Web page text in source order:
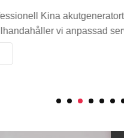
China Kecheng är
utrustning för elgenerering
naturgasgeneratorer. Denna
för industriella eller